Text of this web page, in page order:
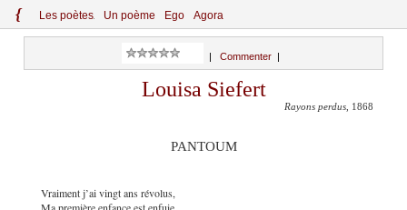
{ Les poètes Un poème Ego Agora
Commenter
Louisa Siefert
Rayons perdus , 1868
PANTOUM
Vraiment j’ai vingt ans révolus,
Ma première enfance est enfuie.